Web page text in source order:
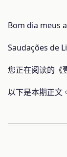
Bom dia meus
Saudações de
您正在阅读的《
以下是本期正文